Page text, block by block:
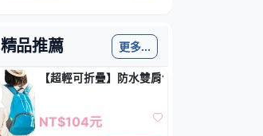
精品推薦 更多...
【超輕可折疊】防水雙肩包 - 戶外旅行便攜
NT$104元